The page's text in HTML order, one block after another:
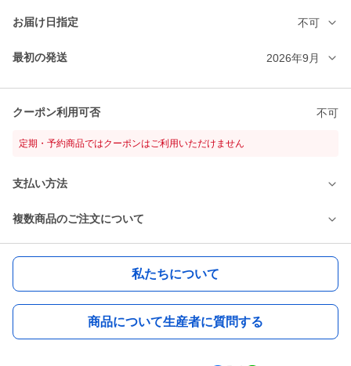
お届け日指定 不可
最初の発送 2026年9月
クーポン利用可否 不可
定期・予約商品ではクーポンはご利用いただけません
支払い方法
複数商品のご注文について
私たちについて
商品について生産者に質問する